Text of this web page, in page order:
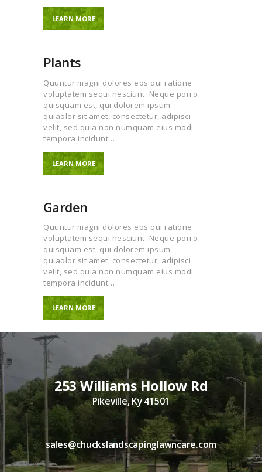
LEARN MORE
Plants
Quuntur magni dolores eos qui ratione
voluptatem sequi nesciunt. Neque porro
quisquam est, qui dolorem ipsum
quiaolor sit amet, consectetur, adipisci
velit, sed quia non numquam eius modi
tempora incidunt…
LEARN MORE
Garden
Quuntur magni dolores eos qui ratione
voluptatem sequi nesciunt. Neque porro
quisquam est, qui dolorem ipsum
quiaolor sit amet, consectetur, adipisci
velit, sed quia non numquam eius modi
tempora incidunt…
LEARN MORE
253 Williams Hollow Rd
Pikeville, Ky 41501
sales@chuckslandscapinglawncare.com